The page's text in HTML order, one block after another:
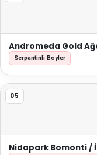
Andromeda Gold
Serpantinli Boyler
05
Nidapark Bomonti /